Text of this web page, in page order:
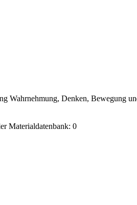
Wahrnehmung, Denken, Bewegung
Materialdatenbank: 0